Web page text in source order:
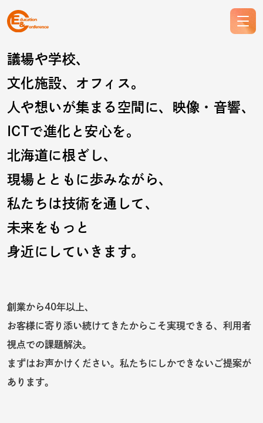
議場や学校、
文化施設、オフィス。
人や想いが集まる空間に、映像・音響、
ICTで進化と安心を。
北海道に根ざし、
現場とともに歩みながら、
私たちは技術を通して、
未来をもっと
身近にしていきます。
創業から40年以上、
お客様に寄り添い続けてきたからこそ実現できる、利用者
視点での課題解決。
まずはお声かけください。私たちにしかできないご提案が
あります。